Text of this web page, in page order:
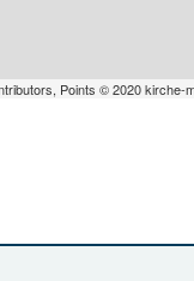
Points © 2020 kirche-